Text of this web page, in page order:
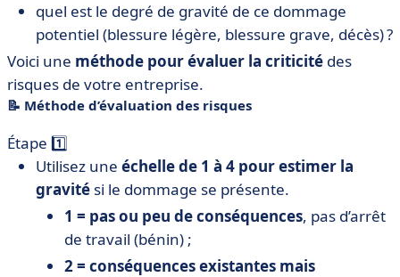
quel est le degré de gravité de ce dommage
potentiel (blessure légère, blessure grave, décès) ?
Voici une méthode pour évaluer la criticité des
risques de votre entreprise.
📝 Méthode d’évaluation des risques
Étape 1️⃣
Utilisez une échelle de 1 à 4 pourestimer la
gravité si le dommage se présente.
1 = pas ou peu de conséquences, pas d’arrêt
de travail (bénin) ;
2 = conséquences existantes mais